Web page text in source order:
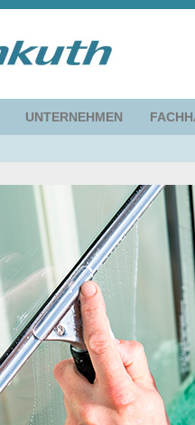
UNTERNEHMEN